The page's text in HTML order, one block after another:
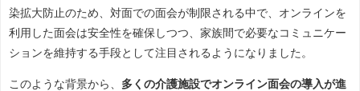
染拡大防止のため、対面での面会が制限される中で、オンラインを
利用した面会は安全性を確保しつつ、家族間で必要なコミュニケー
ションを維持する手段として注目されるようになりました。
このような背景から、 多くの介護施設でオンライン面会の導入が進